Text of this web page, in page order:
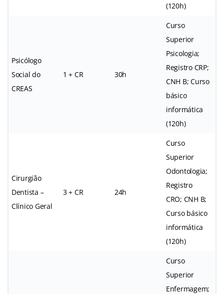
(120h)
Psicólogo
Social do
CREAS
1 + CR 30h
Curso
Superior
Psicologia;
Registro CRP;
CNH B; Curso
básico
informática
(120h)
Cirurgião
Dentista –
Clínico Geral
3 + CR 24h
Curso
Superior
Odontologia;
Registro
CRO; CNH B;
Curso básico
informática
(120h)
Curso
Superior
Enfermagem;